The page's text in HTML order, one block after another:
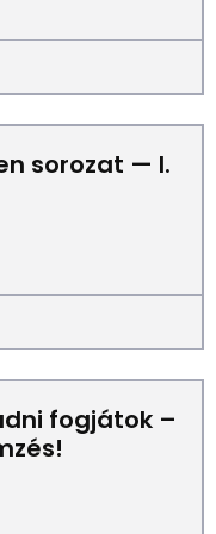
sorozat — I.
fogjátok –